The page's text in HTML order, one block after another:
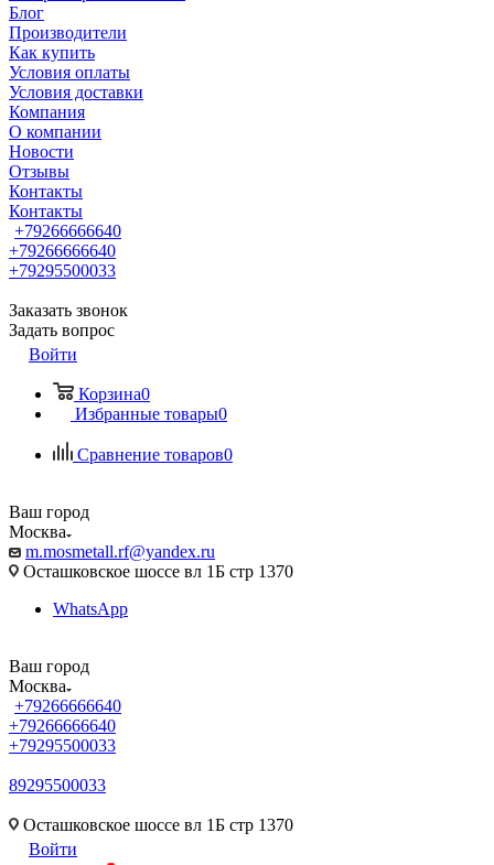
Блог
Производители
Как купить
Условия оплаты
Условия доставки
Компания
О компании
Новости
Отзывы
Контакты
Контакты
+79266666640
+79266666640
+79295500033
Заказать звонок
Задать вопрос
Войти
Корзина0
Избранные товары0
Сравнение товаров0
Ваш город
Москва
m.mosmetall.rf@yandex.ru
Осташковское шоссе вл 1Б стр 1370
WhatsApp
Ваш город
Москва
+79266666640
+79266666640
+79295500033
89295500033
Осташковское шоссе вл 1Б стр 1370
Войти